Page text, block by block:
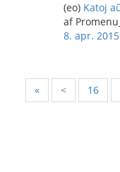
(eo) Katoj
af
8. apr. 2015
« < 16